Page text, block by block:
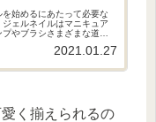
始めるにあたって必要な
ェルネイルはマニキュア
やブラシさまざまな道具
おすすめ道具を紹介しま
2021.01.27
く揃えられるの